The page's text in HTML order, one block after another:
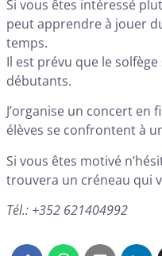
Si vous êtes intéressé
peut apprendre à jouer
temps.
Il est prévu que le
débutants.
J’organise un concert en
élèves se confrontent à
Si vous êtes motivé
trouvera un créneau qui
Tél.: +352 621404992